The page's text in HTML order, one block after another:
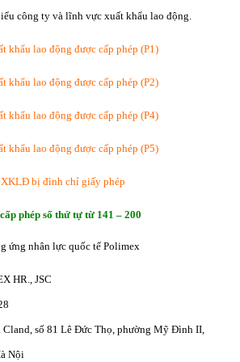
công ty và lĩnh vực xuất khẩu lao động.
khẩu lao động được cấp phép (P1)
khẩu lao động được cấp phép (P2)
khẩu lao động được cấp phép (P4)
khẩu lao động được cấp phép (P5)
XKLĐ bị đình chỉ giấy phép
phép số thứ tự từ 141 – 200
ứng nhân lực quốc tế Polimex
HR., JSC
Cland, số 81 Lê Đức Thọ, phường Mỹ Đình II,
Nội